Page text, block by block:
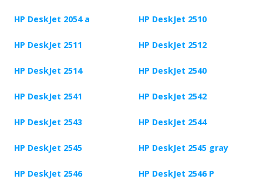
HP DeskJet 2054 a HP DeskJet 2510
HP DeskJet 2511 HP DeskJet 2512
HP DeskJet 2514 HP DeskJet 2540
HP DeskJet 2541 HP DeskJet 2542
HP DeskJet 2543 HP DeskJet 2544
HP DeskJet 2545 HP DeskJet 2545 gray
HP DeskJet 2546 HP DeskJet 2546 P